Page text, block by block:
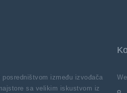
između izvođača
sa velikim iskustvom iz